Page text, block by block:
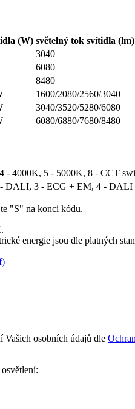
(W) světelný tok svítidla (lm)
3040
6080
8480
1600/2080/2560/3040
3040/3520/5280/6080
6080/6880/7680/8480
- 4000K, 5 - 5000K, 8 - CCT
DALI, 3 - ECG + EM, 4 - DALI
"S" na konci kódu.
energie jsou dle platných
Vašich osobních údajů dle